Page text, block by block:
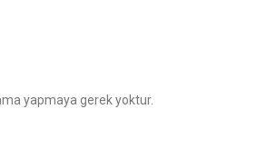
yapmaya gerek yoktur.